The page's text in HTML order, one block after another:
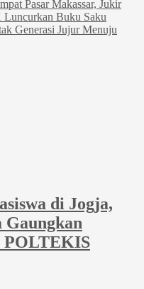
Pasar Makassar, Jukir
Buku Saku
Generasi Jujur Menuju
di Jogja,
POLTEKIS